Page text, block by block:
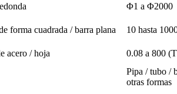
Φ1 a Φ2000
forma cuadrada / barra plana 10 hasta
acero / hoja 0.08 a 800
Pipa / tubo /
otras formas